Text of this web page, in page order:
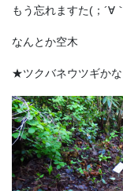
もう忘れますた(；´∀
なんとか空木
★ツクバネウツギかな